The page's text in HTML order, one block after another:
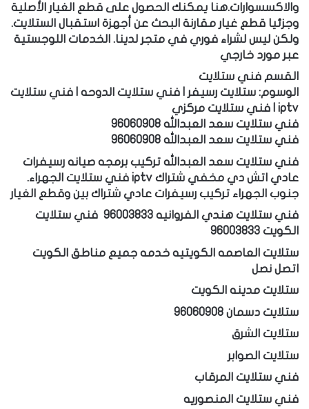
والاكسسوارات.هنا يمكنك الحصول على قطع الغيار الأصلية
وجزئيا قطع غيار مقارنة البحث عن أجهزة استقبال الستلايت.
ولكن ليس لشراء فوري في متجر لدينا. الخدمات اللوجستية
عبر مورد خارجي
القسم فني ستلايت
الوسوم: ستلايت رسيفر | فني ستلايت الدوحه | فني ستلايت
iptv | فني ستلايت مركزي
فني ستلايت سعد العبدالله 96060908
فني ستلايت سعد العبدالله 96060908
فني ستلايت سعد العبدالله تركيب برمجه صيانه رسيفرات
عادي اتش دي مخفي شتراك iptv فني ستلايت الجهراء.
جنوب الجهراء تركيب رسيفرات عادي شتراك بين وقطع الغيار
فني ستلايت هندي الفروانيه 96003833
فني ستلايت
الكويت 96003833
ستلايت العاصمه الكويتيه خدمه جميع مناطق الكويت
اتصل نصل
ستلايت مدينه الكويت
ستلايت دسمان 96060908
ستلايت الشرق
ستلايت الصوابر
فني ستلايت المرقاب
فني ستلايت المنصوريه